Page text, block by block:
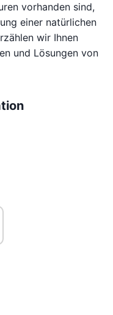
vorhanden sind,
einer natürlichen
wir Ihnen
und Lösungen von